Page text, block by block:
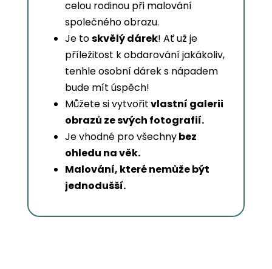
celou rodinou při malování
společného obrazu.
Je toskvělý dárek! Ať už je
příležitost k obdarování jakákoliv,
tenhle osobní dárek s nápadem
bude mít úspěch!
Můžete si vytvořitvlastní galerii
obrazů ze svých fotografií.
Je vhodné pro všechnybez
ohledu na věk.
Malování, které nemůže být
jednodušší.